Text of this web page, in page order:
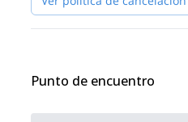
Punto de encuentro